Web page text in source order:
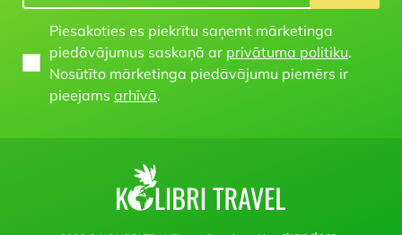
Piesakoties es piekrītu saņemt mārketinga
piedāvājumus saskaņā ar privātuma politiku.
Nosūtīto mārketinga piedāvājumu piemērs ir
pieejams arhīvā.